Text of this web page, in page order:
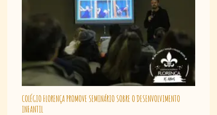
COLÉGIO FLORENÇA PROMOVE SEMINÁRIO SOBRE O DESENVOLVIMENTO
INFANTIL